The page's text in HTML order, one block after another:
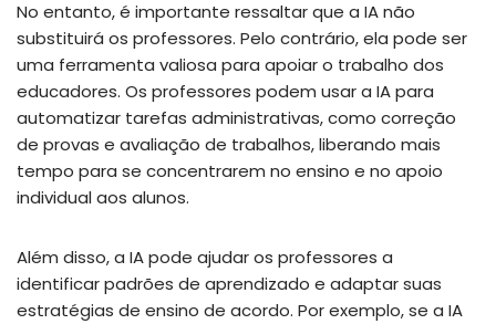
No entanto, é importante ressaltar que a IA não
substituirá os professores. Pelo contrário, ela pode ser
uma ferramenta valiosa para apoiar o trabalho dos
educadores. Os professores podem usar a IA para
automatizar tarefas administrativas, como correção
de provas e avaliação de trabalhos, liberando mais
tempo para se concentrarem no ensino e no apoio
individual aos alunos.
Além disso, a IA pode ajudar os professores a
identificar padrões de aprendizado e adaptar suas
estratégias de ensino de acordo. Por exemplo, se a IA